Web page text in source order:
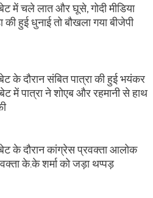
में चले लात और घूसे, गोदी मीडिया
हुई धुनाई तो बौखला गया बीजेपी
के दौरान संबित पात्रा की हुई भयंकर
में पात्रा ने शोएब और रहमानी से हाथ
के दौरान कांग्रेस प्रवक्ता आलोक
के.के शर्मा को जड़ा थप्पड़